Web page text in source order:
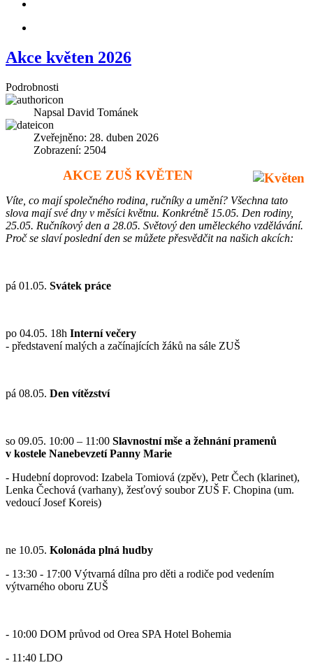
Akce květen 2026
Podrobnosti
Napsal David Tománek
Zveřejněno: 28. duben 2026
Zobrazení: 2504
AKCE ZUŠ KVĚTEN
Víte, co mají společného rodina, ručníky a umění? Všechna tato
slova mají své dny v měsíci květnu. Konkrétně 15.05. Den rodiny,
25.05. Ručníkový den a 28.05. Světový den uměleckého vzdělávání.
Proč se slaví poslední den se můžete přesvědčit na našich akcích:
pá 01.05. Svátek práce
po 04.05. 18h Interní večery
- představení malých a začínajících žáků na sále ZUŠ
pá 08.05. Den vítězství
so 09.05. 10:00 – 11:00 Slavnostní mše a žehnání pramenů
v kostele Nanebevzetí Panny Marie
- Hudební doprovod: Izabela Tomiová (zpěv), Petr Čech (klarinet),
Lenka Čechová (varhany), žesťový soubor ZUŠ F. Chopina (um.
vedoucí Josef Koreis)
ne 10.05. Kolonáda plná hudby
- 13:30 - 17:00 Výtvarná dílna pro děti a rodiče pod vedením
výtvarného oboru ZUŠ
- 10:00 DOM průvod od Orea SPA Hotel Bohemia
- 11:40 LDO